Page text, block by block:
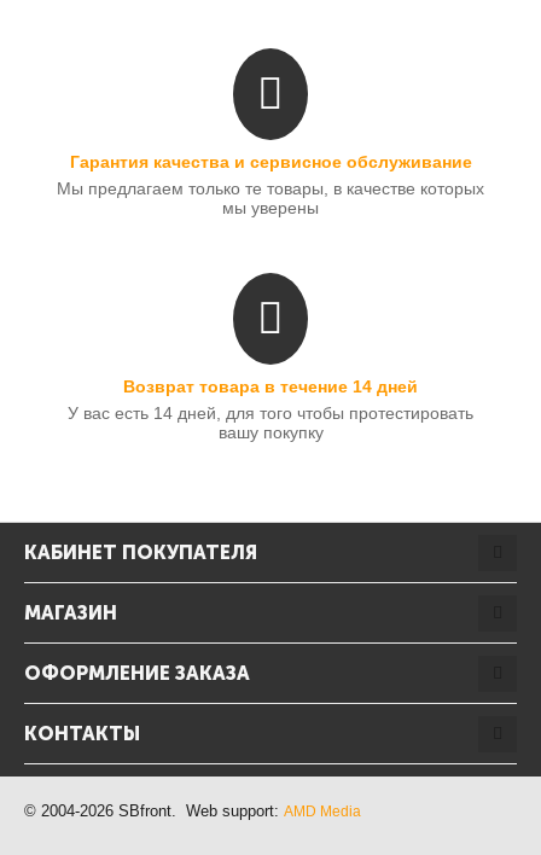
Гарантия качества и сервисное обслуживание
Мы предлагаем только те товары, в качестве которых
мы уверены
Возврат товара в течение 14 дней
У вас есть 14 дней, для того чтобы протестировать
вашу покупку
КАБИНЕТ ПОКУПАТЕЛЯ
МАГАЗИН
ОФОРМЛЕНИЕ ЗАКАЗА
КОНТАКТЫ
© 2004-2026 SBfront. Web support: AMD Media